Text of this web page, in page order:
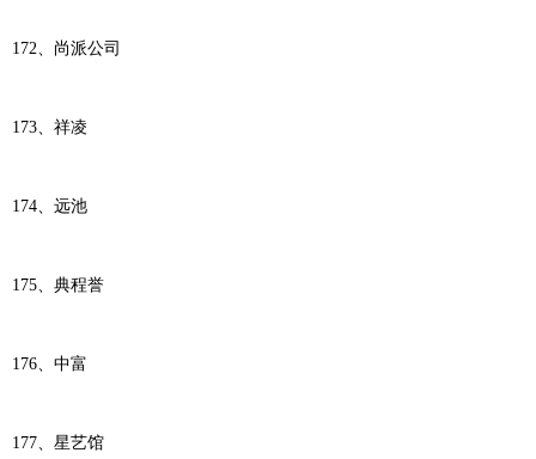
172、尚派公司
173、祥凌
174、远池
175、典程誉
176、中富
177、星艺馆